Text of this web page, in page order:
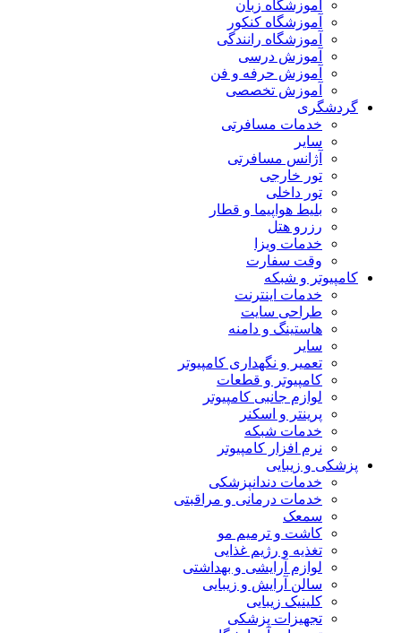
آموزشگاه زبان
آموزشگاه کنکور
آموزشگاه رانندگی
آموزش درسی
آموزش حرفه و فن
آموزش تخصصی
گردشگری
خدمات مسافرتی
سایر
آژانس مسافرتی
تور خارجی
تور داخلی
بلیط هواپیما و قطار
رزرو هتل
خدمات ویزا
وقت سفارت
کامپیوتر و شبکه
خدمات اینترنت
طراحی سایت
هاستینگ و دامنه
سایر
تعمیر و نگهداری کامپیوتر
کامپیوتر و قطعات
لوازم جانبی کامپیوتر
پرینتر و اسکنر
خدمات شبکه
نرم افزار کامپیوتر
پزشکی و زیبایی
خدمات دندانپزشکی
خدمات درمانی و مراقبتی
سمعک
کاشت و ترمیم مو
تغذیه و رژیم غذایی
لوازم آرایشی و بهداشتی
سالن آرایش و زیبایی
کلینیک زیبایی
تجهیزات پزشکی